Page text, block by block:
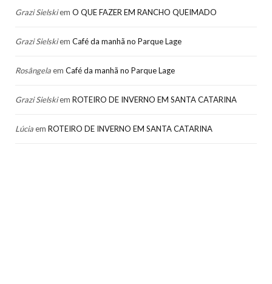
Grazi Sielskiem O QUE FAZER EM RANCHO QUEIMADO
Grazi Sielskiem Café da manhã no Parque Lage
Rosângelaem Café da manhã no Parque Lage
Grazi Sielskiem ROTEIRO DE INVERNO EM SANTA CATARINA
Lúciaem ROTEIRO DE INVERNO EM SANTA CATARINA